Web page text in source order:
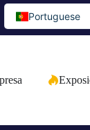
Portuguese
English
Arabic